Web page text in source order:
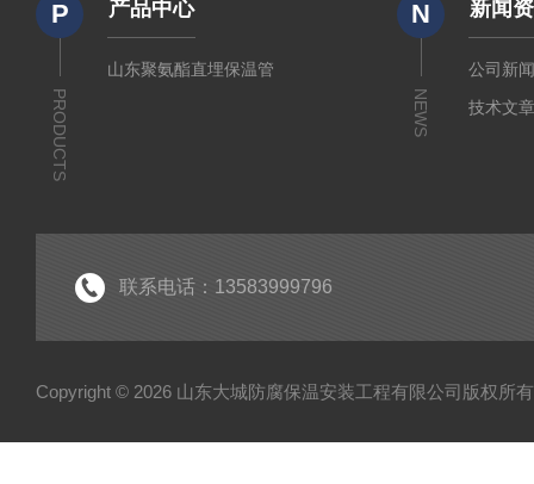
P
PRODUCTS
产品中心
山东聚氨酯直埋保温管
N
NEWS
新闻
公司新
技术文
联系电话：13583999796
Copyright © 2026 山东大城防腐保温安装工程有限公司版权所